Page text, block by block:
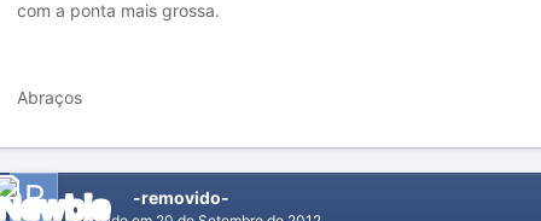
com a ponta mais grossa.
Abraços
-removido-